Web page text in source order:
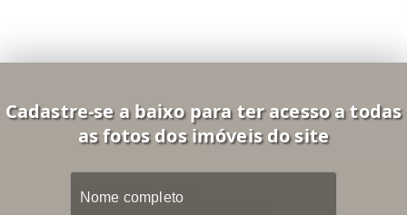
Cadastre-se a baixo para ter acesso a todas
as fotos dos imóveis do site